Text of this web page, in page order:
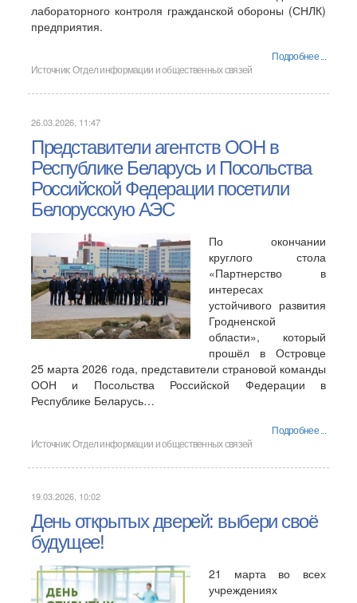
лабораторного контроля гражданской обороны (СНЛК)
предприятия.
Подробнее ...
Источник:Отдел информации и общественных связей
26.03.2026, 11:47
Представители агентств ООН в
Республике Беларусь и Посольства
Российской Федерации посетили
Белорусскую АЭС
По окончании
круглого стола
«Партнерство в
интересах
устойчивого развития
Гродненской
области», который
прошёл в Островце
25 марта 2026 года, представители страновой команды
ООН и Посольства Российской Федерации в
Республике Беларусь…
Подробнее ...
Источник:Отдел информации и общественных связей
19.03.2026, 10:02
День открытых дверей: выбери своё
будущее!
21 марта во всех
учреждениях